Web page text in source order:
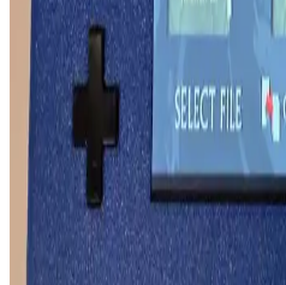
Grundig ve Xiaomi
Karşılaştırması: Teknik
Avantajları
Grundig ve Xiaomi hoparlörlerin
özellikleri karşılaştırılarak, farklı
seçeneği belirlemenize yardımcı
QCY T13 ve Huawei
Karşılaştırması: Hangi